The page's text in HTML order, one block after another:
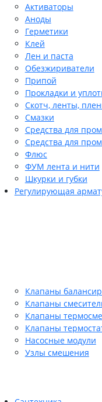
Активаторы
Аноды
Герметики
Клей
Лен и паста
Обезжириватели
Припой
Прокладки и
Скотч, ленты,
Смазки
Средства для
Средства для
Флюс
ФУМ лента и нити
Шкурки и губки
Регулирующая
Клапаны
Клапаны
Клапаны
Клапаны
Насосные модули
Узлы смешения